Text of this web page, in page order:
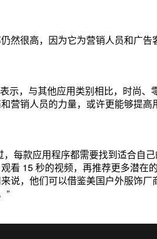
然很高，因为它为营销人员和广告
示，与其他应用类别相比，时尚、
营销人员的力量，或许更能够提高
每款应用程序都需要找到适合自
看 15 秒的视频，再推荐更多潜在
说，他们可以借鉴美国户外服饰厂
”